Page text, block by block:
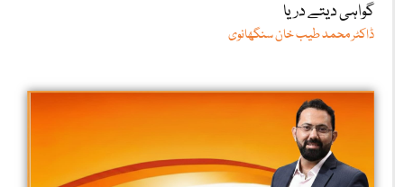
گواہی دیتے دریا
ڈاکٹر محمد طیب خان سنگھانوی